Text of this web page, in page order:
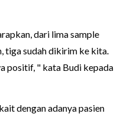
dari lima sample
tiga sudah dikirim ke kita.
positif, " kata Budi kepada
dengan adanya pasien